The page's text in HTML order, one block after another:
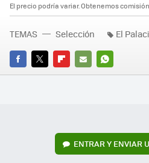
El precio podría variar. Obtenemos
FACEBOOK
TWITTERFLIPBOARD
E-
WHATSAPP
TEMAS Selección El
ENTRAR Y ENVIAR